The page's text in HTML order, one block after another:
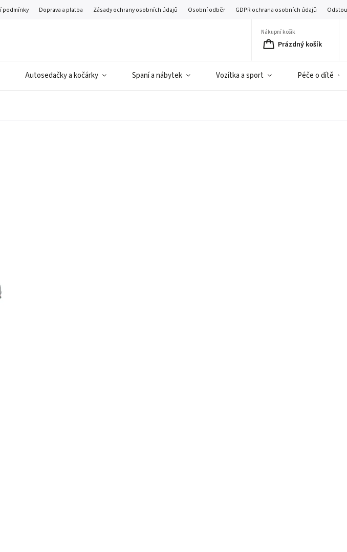
podmínky Doprava a platba Zásady ochrany osobních údajů Osobní odběr GDPR ochrana osobních údajů
Nákupní košík
Prázdný košík
Autosedačky a kočárky Spaní a nábytek Vozítka a sport Péče o dítě